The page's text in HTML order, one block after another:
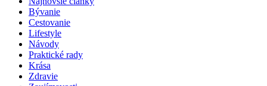
Bývanie
Cestovanie
Lifestyle
Návody
Praktické rady
Krása
Zdravie